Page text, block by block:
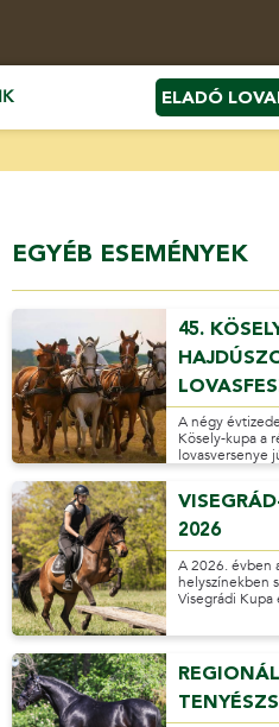
ELADÓ
EGYÉB ESEMÉNYEK
45.
A négy
Kösely-kupa a
lovasversenye
2026
A 2026. évben
helyszínekben
Visegrádi Kupa